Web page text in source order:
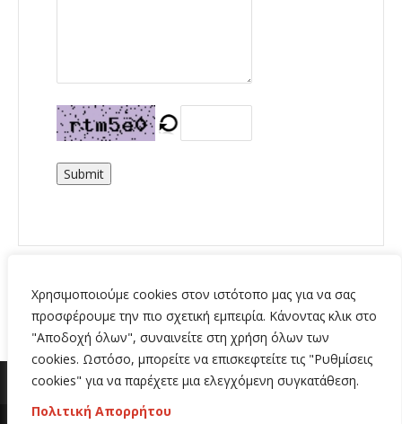
Χρησιμοποιούμε cookies στον ιστότοπο μας για να σας
προσφέρουμε την πιο σχετική εμπειρία. Κάνοντας κλικ στο
"Αποδοχή όλων", συναινείτε στη χρήση όλων των
cookies. Ωστόσο, μπορείτε να επισκεφτείτε τις "Ρυθμίσεις
cookies" για να παρέχετε μια ελεγχόμενη συγκατάθεση.
Πολιτική Απορρήτου
Submit